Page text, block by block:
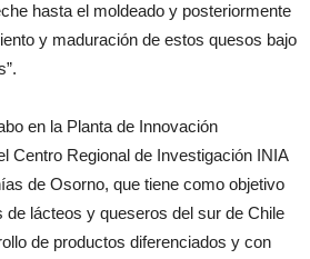
hasta el moldeado y posteriormente
y maduración de estos quesos bajo
en la Planta de Innovación
Centro Regional de Investigación INIA
de Osorno, que tiene como objetivo
de lácteos y queseros del sur de Chile
de productos diferenciados y con